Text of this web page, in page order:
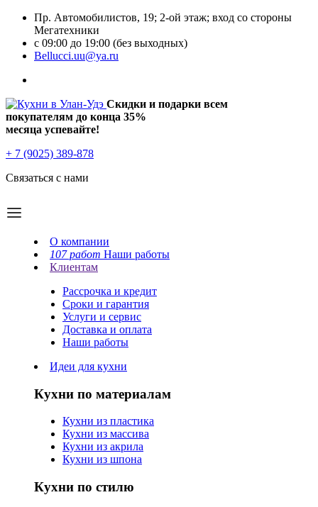
Пр. Автомобилистов, 19; 2-ой этаж; вход со стороны
Мегатехники
с 09:00 до 19:00 (без выходных)
Bellucci.uu@ya.ru
Скидки и подарки всем
покупателям до конца 35%
месяца успевайте!
+ 7 (9025) 389-878
Связаться с нами
О компании
107 работ Наши работы
Клиентам
Рассрочка и кредит
Сроки и гарантия
Услуги и сервис
Доставка и оплата
Наши работы
Идеи для кухни
Кухни по материалам
Кухни из пластика
Кухни из массива
Кухни из акрила
Кухни из шпона
Кухни по стилю